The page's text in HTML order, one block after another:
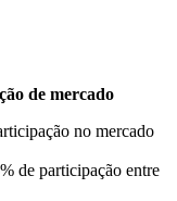
de mercado
no mercado
de participação entre